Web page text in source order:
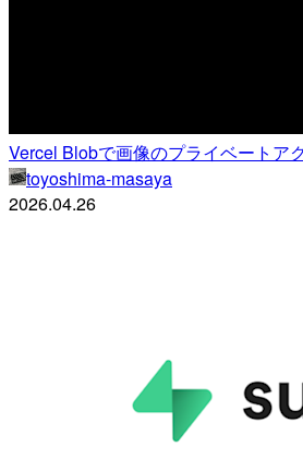
Vercel Blobで画像のプライベートア
toyoshima-masaya
2026.04.26